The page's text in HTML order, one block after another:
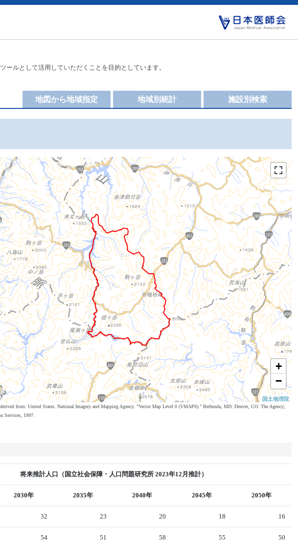
ルとして活用していただくことを目的としています。
施設別検索
地域別統計
地図から地域指定
+
−
国土地理院
from: United States. National Imagery and Mapping Agency. "Vector Map Level 0 (VMAP0)." Bethesda, MD: Denver, CO: The Agency;
Services, 1997.
将来推計人口（国立社会保障・人口問題研究所 2023年12月推計）
2030年 2035年 2040年 2045年 2050年
32 23 20 18 16
54 51 58 55 50